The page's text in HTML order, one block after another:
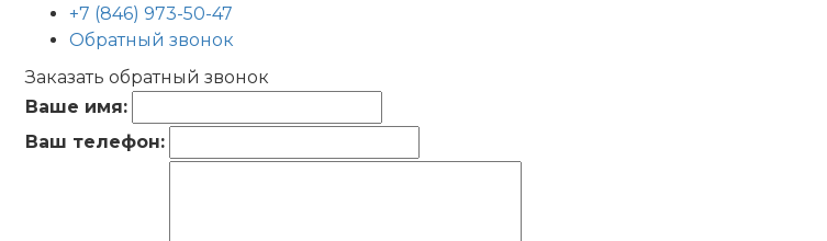
+7 (846) 973-50-47
Обратный звонок
Заказать обратный звонок
Ваше имя:
Ваш телефон: